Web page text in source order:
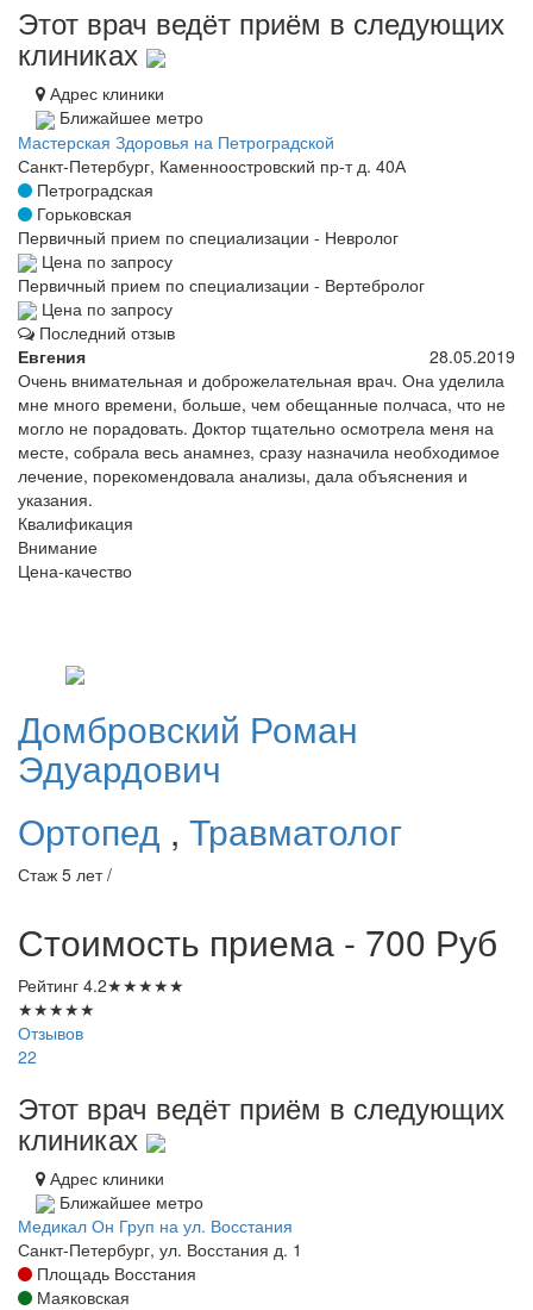
Этот врач ведёт приём в следующих
клиниках
Адрес клиники
Ближайшее метро
Мастерская Здоровья на Петроградской
Санкт-Петербург, Каменноостровский пр-т д. 40А
Петроградская
Горьковская
Первичный прием по специализации - Невролог
Цена по запросу
Первичный прием по специализации - Вертебролог
Цена по запросу
Последний отзыв
Евгения
28.05.2019
Очень внимательная и доброжелательная врач. Она уделила
мне много времени, больше, чем обещанные полчаса, что не
могло не порадовать. Доктор тщательно осмотрела меня на
месте, собрала весь анамнез, сразу назначила необходимое
лечение, порекомендовала анализы, дала объяснения и
указания.
Квалификация
Внимание
Цена-качество
Домбровский Роман
Эдуардович
Ортопед , Травматолог
Стаж 5 лет /
Стоимость приема - 700 Руб
Рейтинг 4.2★★★★★
★★★★★
Отзывов
22
Этот врач ведёт приём в следующих
клиниках
Адрес клиники
Ближайшее метро
Медикал Он Груп на ул. Восстания
Санкт-Петербург, ул. Восстания д. 1
Площадь Восстания
Маяковская